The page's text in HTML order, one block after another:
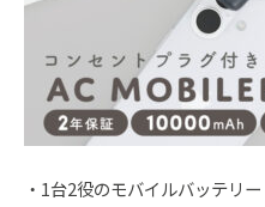
・1台2役のモバイルバッテリー